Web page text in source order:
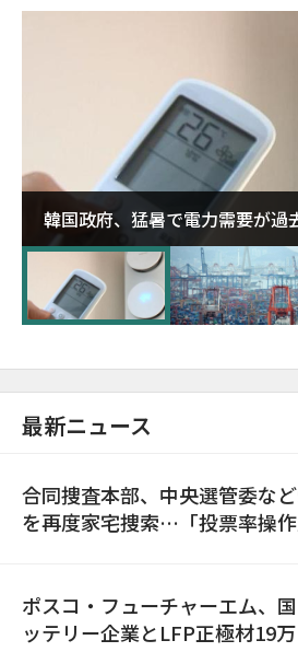
韓国政府、猛暑で電力需要が過
に需給対応体制を点検
最新ニュース
合同捜査本部、中央選管委な
を再度家宅捜索…「投票率操
ポスコ・フューチャーエム、
ッテリー企業とLFP正極材19